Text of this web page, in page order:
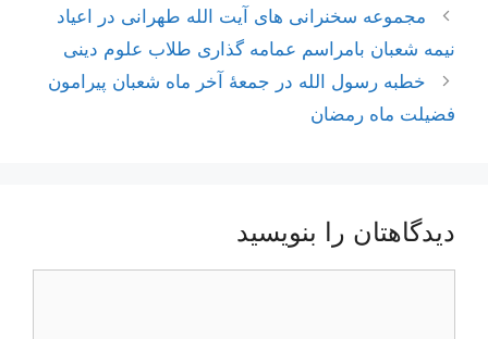
ناوبری
نوشته‌ها
مجموعه سخنرانی های آیت الله طهرانی در اعیاد
نیمه شعبان بامراسم عمامه گذاری طلاب علوم دینی
خطبه رسول‌ الله‌ در جمعۀ آخر ماه‌ شعبان پيرامون
فضيلت ماه رمضان‌
دیدگاهتان را بنویسید